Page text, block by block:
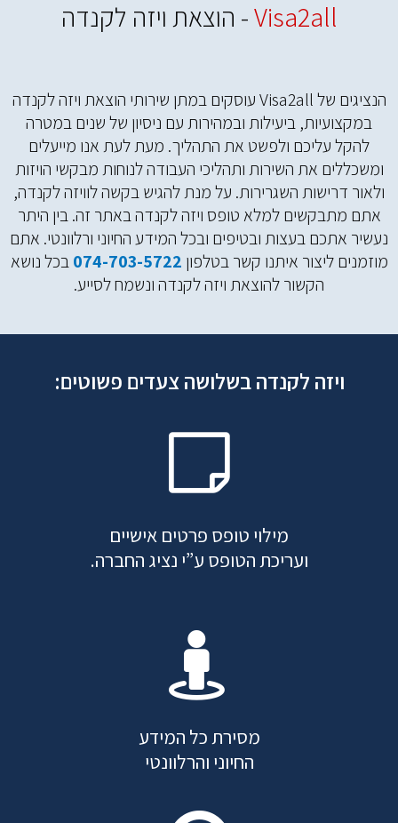
Visa2all- הוצאת ויזה לקנדה
הנציגים של Visa2all עוסקים במתן שירותי הוצאת ויזה לקנדה
במקצועיות, ביעילות ובמהירות עם ניסיון של שנים במטרה
להקל עליכם ולפשט את התהליך. מעת לעת אנו מייעלים
ומשכללים את השירות ותהליכי העבודה לנוחות מבקשי הויזות
ולאור דרישות השגרירות. על מנת להגיש בקשה לוויזה לקנדה,
אתם מתבקשים למלא טופס ויזה לקנדה באתר זה. בין היתר
נעשיר אתכם בעצות ובטיפים ובכל המידע החיוני ורלוונטי. אתם
מוזמנים ליצור איתנו קשר בטלפון 074-703-5722בכל נושא
הקשור להוצאת ויזה לקנדה ונשמח לסייע.
ויזה לקנדה בשלושה צעדים פשוטים:
מילוי טופס פרטים אישיים
ועריכת הטופס ע”י נציג החברה.
מסירת כל המידע
החיוני והרלוונטי